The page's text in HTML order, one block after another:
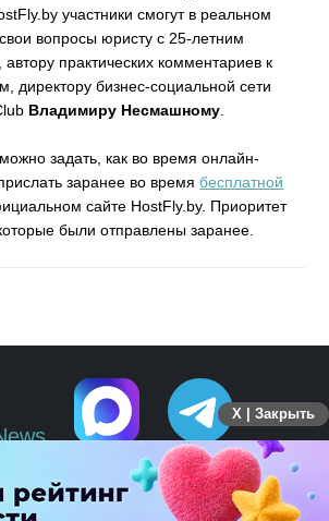
участники смогут в реальном
вопросы юристу с 25-летним
практических комментариев к
директору бизнес-социальной сети
Владимиру Несмашному
задать, как во время онлайн-
заранее во времябесплатной
сайте HostFly.by. Приоритет
были отправлены заранее.
X | Закрыть
НА ПОЛНУЮ ВЕРСИЮ
Все права защищены. 2026